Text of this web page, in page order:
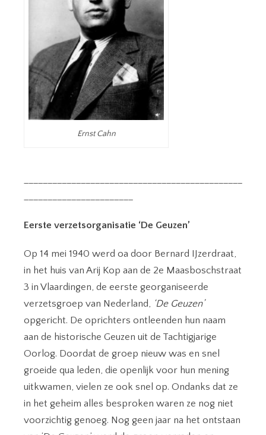
Ernst Cahn
Eerste verzetsorganisatie ‘De Geuzen’
Op 14 mei 1940 werd oa door Bernard IJzerdraat,
in het huis van Arij Kop aan de 2e Maasboschstraat
3 in Vlaardingen, de eerste georganiseerde
verzetsgroep van Nederland, ‘De Geuzen’
opgericht. De oprichters ontleenden hun naam
aan de historische Geuzen uit de Tachtigjarige
Oorlog. Doordat de groep nieuw was en snel
groeide qua leden, die openlijk voor hun mening
uitkwamen, vielen ze ook snel op. Ondanks dat ze
in het geheim alles besproken waren ze nog niet
voorzichtig genoeg. Nog geen jaar na het ontstaan